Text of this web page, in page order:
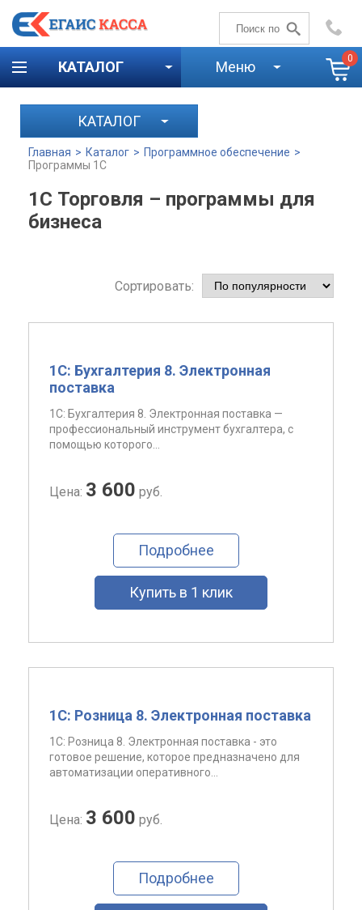
+7 (4842)59-58-00
КАТАЛОГ Меню 0
КАТАЛОГ
Главная > Каталог > Программное обеспечение >
Программы 1С
1С Торговля – программы для
бизнеса
Сортировать:
1С: Бухгалтерия 8. Электронная
поставка
1C: Бухгалтерия 8. Электронная поставка —
профессиональный инструмент бухгалтера, с
помощью которого...
Цена: 3 600 руб.
Подробнее
Купить в 1 клик
1С: Розница 8. Электронная поставка
1С: Розница 8. Электронная поставка - это
готовое решение, которое предназначено для
автоматизации оперативного...
Цена: 3 600 руб.
Подробнее